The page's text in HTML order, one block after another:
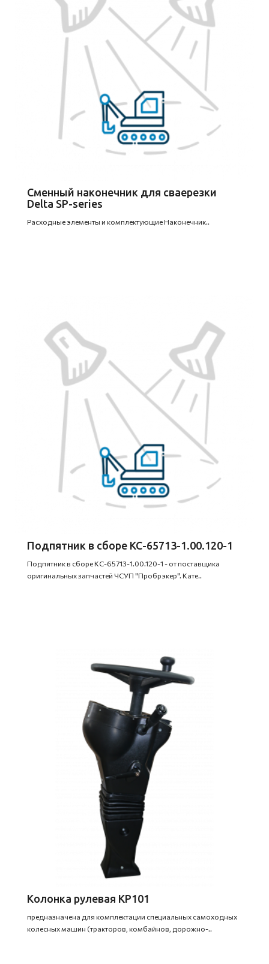
Сменный наконечник для сваерезки
Delta SP-series
Расходные элементы и комплектующие Наконечник..
Подпятник в сборе КС-65713-1.00.120-1
Подпятник в сборе КС-65713-1.00.120-1 - от поставщика
оригинальных запчастей ЧСУП "Пробрэкер". Кате..
Колонка рулевая КР101
предназначена для комплектации специальных самоходных
колесных машин (тракторов, комбайнов, дорожно-..